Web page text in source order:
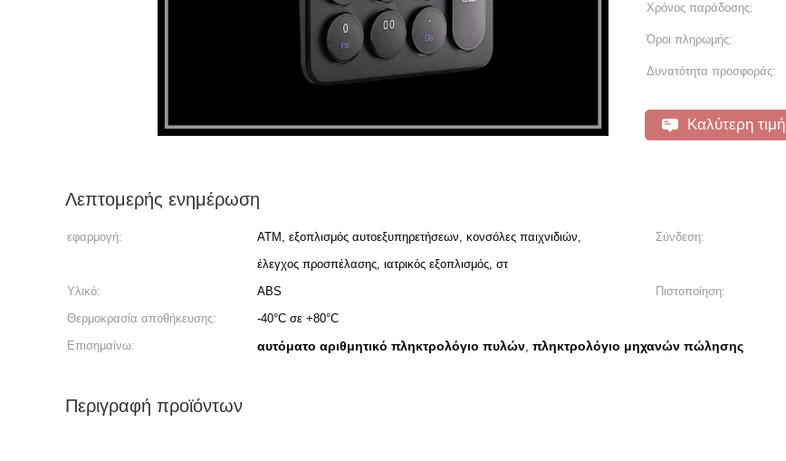
Χρόνος παράδοσης:
Όροι πληρωμής:
Δυνατότητα προσφοράς:
Καλύτερη τιμή
Λεπτομερής ενημέρωση
εφαρμογή:
ATM, εξοπλισμός αυτοεξυπηρετήσεων, κονσόλες παιχνιδιών,
έλεγχος προσπέλασης, ιατρικός εξοπλισμός, στ
Σύνδεση:
Υλικό: ABS Πιστοποίηση:
Θερμοκρασία αποθήκευσης:
-40°C σε +80°C
Επισημαίνω:
αυτόματο αριθμητικό πληκτρολόγιο πυλών, πληκτρολόγιο μηχανών πώλησης
Περιγραφή προϊόντων